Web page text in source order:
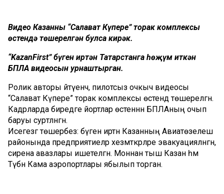
Видео Казанның “Салават Күпере” торак комплексы
өстендә төшерелгән булса кирәк.
“KazanFirst” бүген иртән Татарстанга һөҗүм иткән
БПЛА видеосын урнаштырган.
Ролик авторы әйтүенчә, пилотсыз очкыч видеосы
“Салават Күпере” торак комплексы өстендә төшерелгән.
Кадрларда биредәге йортлар өстеннән БПЛАның очып
баруы сурәтләнгән.
Исегезгә төшерәбез: бүген иртән Казанның Авиатөзелеш
районында предприятиеләр хезмәткәрләре эвакуацияләнгән,
сирена авазлары ишетелгән. Моннан тыш Казан һәм
Түбән Кама аэропортлары ябылып торган.